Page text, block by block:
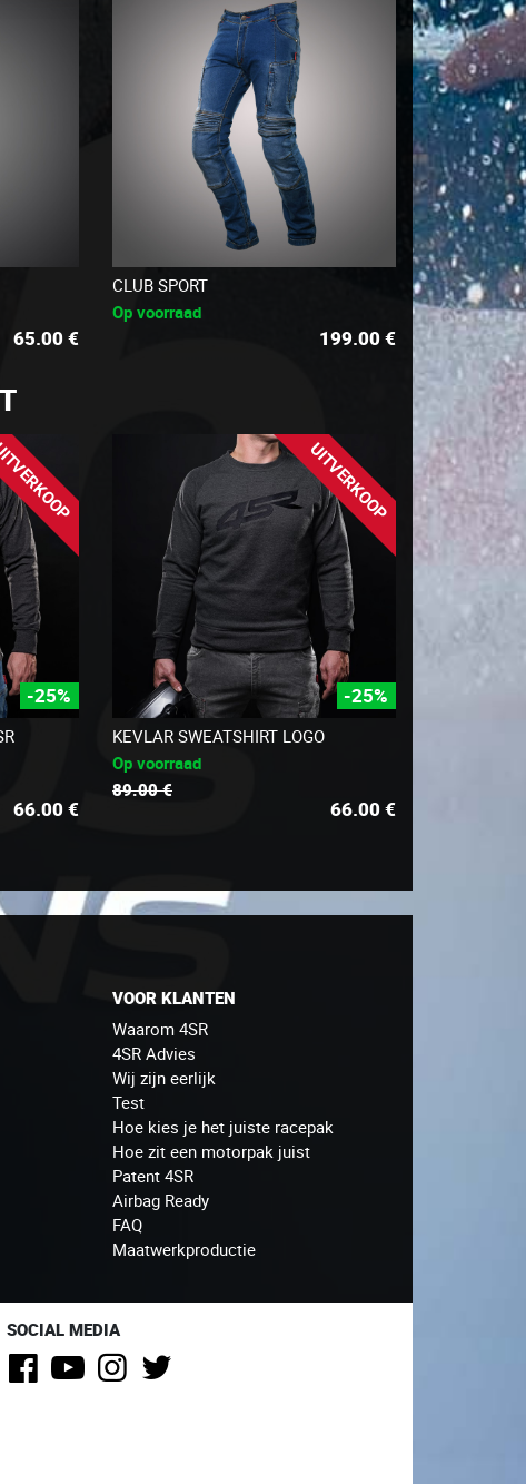
65.00€
CLUB SPORT
Op voorraad
199.00€
-25%
66.00€
UITVERKOOP
-25%
KEVLAR SWEATSHIRT LOGO
Op voorraad
89.00 €
66.00€
VOOR KLANTEN
Waarom 4SR
4SR Advies
Wij zijn eerlijk
Test
Hoe kies je het juiste racepak
Hoe zit een motorpak juist
Patent 4SR
Airbag Ready
FAQ
Maatwerkproductie
SOCIAL MEDIA